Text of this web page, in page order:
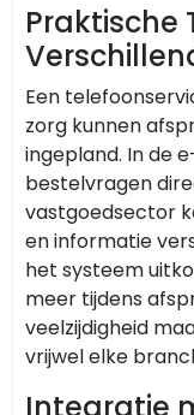
Praktische
Een
zorg kunnen
ingepland. In de
bestelvragen
vastgoedsector
en informatie
het systeem
meer tijdens
veelzijdigheid
vrijwel elke
Integratie